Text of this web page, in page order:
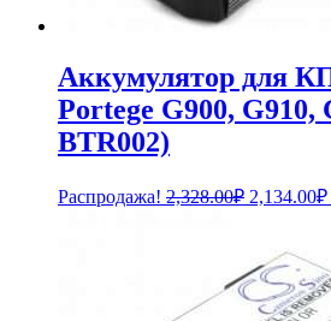
Аккумулятор для
Portege G900, G910,
BTR002)
Распродажа! 2,328.00₽
2,328.00₽.
2,134.00₽